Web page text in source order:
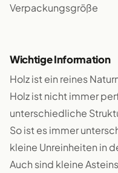
Verpackungsgröße
Wichtige Information
Holz ist ein reines
Holz ist nicht immer
unterschiedliche
So ist es immer
kleine Unreinheiten in
Auch sind kleine